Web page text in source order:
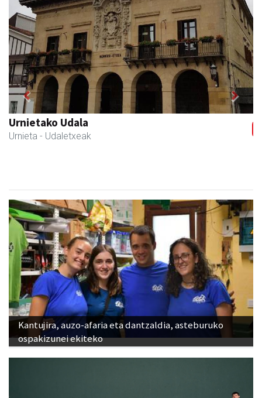
Magale Ikastetxea
Urnieta - Hezkuntza
Previous Next
Kantujira, auzo-afaria eta dantzaldia, asteburuko
ospakizunei ekiteko